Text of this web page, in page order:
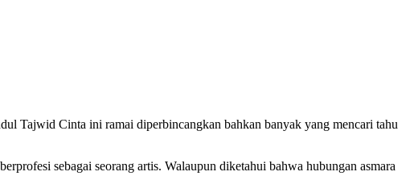
Tajwid Cinta ini ramai diperbincangkan bahkan banyak yang mencari tahu
sebagai seorang artis. Walaupun diketahui bahwa hubungan asmara